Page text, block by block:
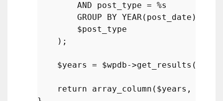
        AND post_type = %s
GROUP BY YEAR(post_date)
$post_type
    );
$years = $wpdb->get_results (
return array_column ( $years ,